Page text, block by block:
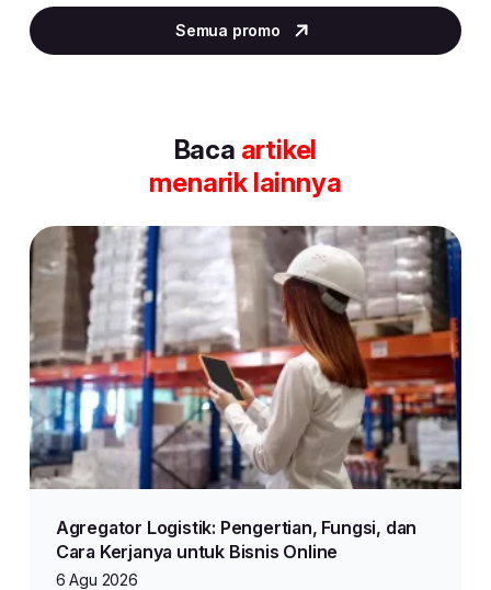
2
of
Semua promo
Baca artikel
menarik lainnya
Agregator Logistik: Pengertian, Fungsi, dan
Cara Kerjanya untuk Bisnis Online
6 Agu 2026